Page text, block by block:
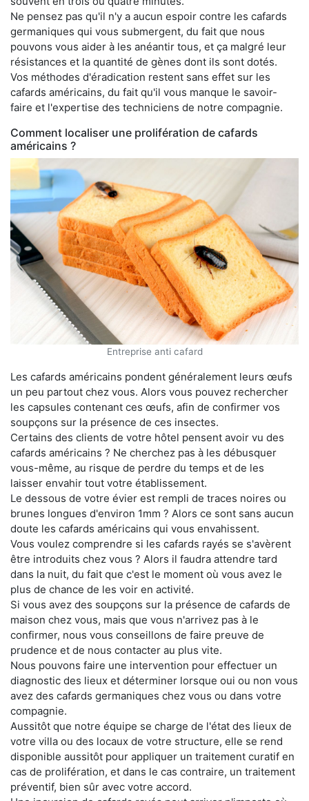
Ne pensez pas qu'il n'y a aucun espoir contre les cafards
germaniques qui vous submergent, du fait que nous
pouvons vous aider à les anéantir tous, et ça malgré leur
résistances et la quantité de gènes dont ils sont dotés.
Vos méthodes d'éradication restent sans effet sur les
cafards américains, du fait qu'il vous manque le savoir-
faire et l'expertise des techniciens de notre compagnie.
Comment localiser une prolifération de cafards
américains ?
Entreprise anti cafard
Les cafards américains pondent généralement leurs œufs
un peu partout chez vous. Alors vous pouvez rechercher
les capsules contenant ces œufs, afin de confirmer vos
soupçons sur la présence de ces insectes.
Certains des clients de votre hôtel pensent avoir vu des
cafards américains ? Ne cherchez pas à les débusquer
vous-même, au risque de perdre du temps et de les
laisser envahir tout votre établissement.
Le dessous de votre évier est rempli de traces noires ou
brunes longues d'environ 1mm ? Alors ce sont sans aucun
doute les cafards américains qui vous envahissent.
Vous voulez comprendre si les cafards rayés se s'avèrent
être introduits chez vous ? Alors il faudra attendre tard
dans la nuit, du fait que c'est le moment où vous avez le
plus de chance de les voir en activité.
Si vous avez des soupçons sur la présence de cafards de
maison chez vous, mais que vous n'arrivez pas à le
confirmer, nous vous conseillons de faire preuve de
prudence et de nous contacter au plus vite.
Nous pouvons faire une intervention pour effectuer un
diagnostic des lieux et déterminer lorsque oui ou non vous
avez des cafards germaniques chez vous ou dans votre
compagnie.
Aussitôt que notre équipe se charge de l'état des lieux de
votre villa ou des locaux de votre structure, elle se rend
disponible aussitôt pour appliquer un traitement curatif en
cas de prolifération, et dans le cas contraire, un traitement
préventif, bien sûr avec votre accord.